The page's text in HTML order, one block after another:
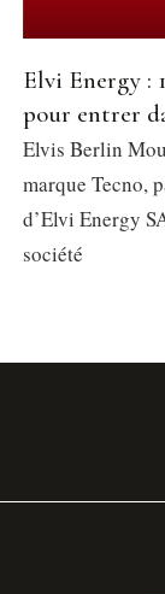
Elvi Energy :
pour entrer
Elvis Berlin
marque Tecno,
d’Elvi Energy
société